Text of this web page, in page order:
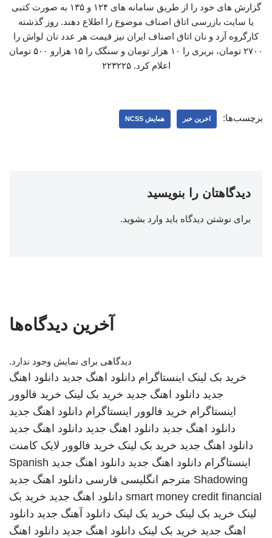
گزارش های خود را از طریق سامانه‌ های ۱۲۴ و ۱۳۵ به صورت کتبی
یا سایت بازرسی اتاق اصناف موضوع را اطلاع دهند. روز گذشته
کارگروه آرد و نان اتاق اصناف ایران نیز قیمت هر عدد نان لواش را
۲۷۰۰ تومان، بربری را ۱۰ هزار تومان و سنگک را ۱۵ هزارو ۵۰۰ تومان
اعلام کرد. ۲۲۳۲۲۵
برچسب‌ها: اخرین خبر همایش NCSS
دیدگاهتان را بنویسید
برای نوشتن دیدگاه باید وارد بشوید.
آخرین دیدگاه‌ها
دیدگاهی برای نمایش وجود ندارد.
خرید بک لینک اینستاگرام دانلود اهنگ جدید دانلود اهنگ
جدید دانلود اهنگ جدید خرید بک لینک خرید فالوور
اینستاگرام خرید فالوور اینستاگرام دانلود اهنگ جدید
دانلود اهنگ جدید دانلود اهنگ جدید دانلود اهنگ جدید
دانلود اهنگ جدید خرید بک لینک خرید فالوور لایک کامنت
اینستاگرام دانلود اهنگ جدید دانلود اهنگ جدید Spanish
Shadowing مترجم انگلیسی فارسی دانلود اهنگ جدید
smart money credit financial دانلود اهنگ جدید خرید بک
لینک خرید بک لینک خرید بک لینک دانلود آهنگ جدید دانلود
اهنگ جدید خرید بک لینک دانلود اهنگ جدید دانلود اهنگ